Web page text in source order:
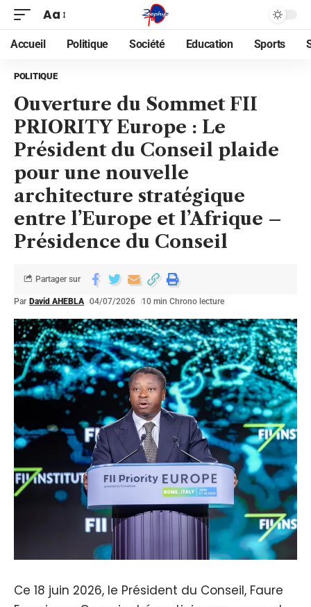
Aa
Accueil Politique Société Education Sports
POLITIQUE
Ouverture du Sommet FII
PRIORITY Europe : Le
Président du Conseil plaide
pour une nouvelle
architecture stratégique
entre l’Europe et l’Afrique –
Présidence du Conseil
Par David AHEBLA 04/07/2026 10 min Chrono lecture
Partager sur
Ce 18 juin 2026, le Président du Conseil, Faure